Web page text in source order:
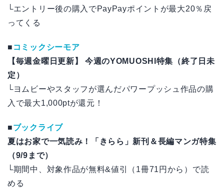
└エントリー後の購入でPayPayポイントが最大20％戻
ってくる
■ コミックシーモア
【毎週金曜日更新】 今週のYOMUOSHI特集（終了日未
定）
└ヨムビーやスタッフが選んだパワープッシュ作品の購
入で最大1,000ptが還元！
■ブックライブ
夏はお家で一気読み！「きらら」新刊＆長編マンガ特集
（9/9まで）
└期間中、対象作品が無料&値引（1冊71円から）で読
める